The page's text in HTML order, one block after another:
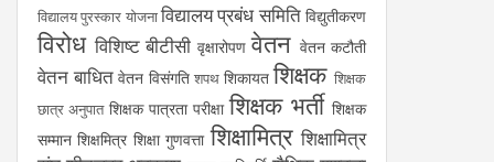
विद्यालय पुरस्कार योजनाविद्यालय प्रबंध समिति विद्युतीकरण
विरोध विशिष्ट बीटीसी वृक्षारोपण वेतन वेतन कटौती
वेतन बाधित वेतन विसंगति शपथ शिकायत शिक्षक शिक्षक
छात्र अनुपात शिक्षक पात्रता परीक्षा शिक्षक भर्ती शिक्षक
सम्मान शिक्षमित्र शिक्षा गुणवत्ता शिक्षामित्र शिक्षामित्र